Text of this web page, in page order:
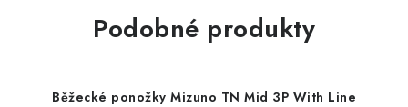
Podobné produkty
Běžecké ponožky Mizuno TN Mid 3P With Line